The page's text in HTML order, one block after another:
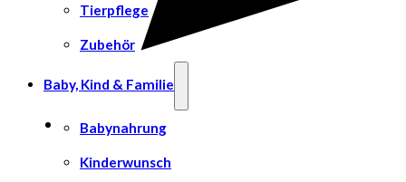
Tierpflege
Zubehör
Baby, Kind & Familie
Babynahrung
Kinderwunsch